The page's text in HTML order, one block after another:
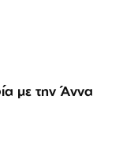
με την Άννα